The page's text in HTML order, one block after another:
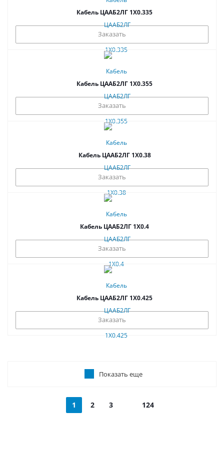
Кабель ЦААБ2ЛГ 1Х0.335
Заказать
Кабель ЦААБ2ЛГ 1Х0.355
Заказать
Кабель ЦААБ2ЛГ 1Х0.38
Заказать
Кабель ЦААБ2ЛГ 1Х0.4
Заказать
Кабель ЦААБ2ЛГ 1Х0.425
Заказать
Показать еще
1 2 3 124